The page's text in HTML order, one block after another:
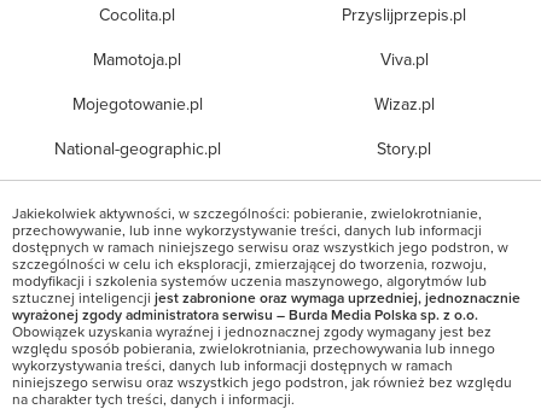
Cocolita.pl
Mamotoja.pl
Mojegotowanie.pl
National-geographic.pl
Przyslijprzepis.pl
Viva.pl
Wizaz.pl
Story.pl
Jakiekolwiek aktywności, w szczególności: pobieranie, zwielokrotnianie,
przechowywanie, lub inne wykorzystywanie treści, danych lub informacji
dostępnych w ramach niniejszego serwisu oraz wszystkich jego podstron, w
szczególności w celu ich eksploracji, zmierzającej do tworzenia, rozwoju,
modyfikacji i szkolenia systemów uczenia maszynowego, algorytmów lub
sztucznej inteligencji jest zabronione oraz wymaga uprzedniej, jednoznacznie
wyrażonej zgody administratora serwisu – Burda Media Polska sp. z o.o.
Obowiązek uzyskania wyraźnej i jednoznacznej zgody wymagany jest bez
względu sposób pobierania, zwielokrotniania, przechowywania lub innego
wykorzystywania treści, danych lub informacji dostępnych w ramach
niniejszego serwisu oraz wszystkich jego podstron, jak również bez względu
na charakter tych treści, danych i informacji.